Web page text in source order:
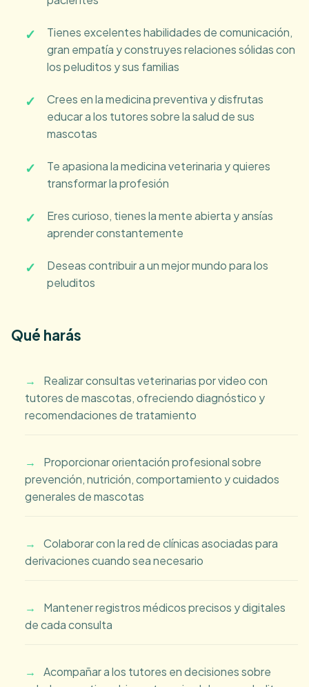
Tienes excelentes habilidades de comunicación,
gran empatía y construyes relaciones sólidas con
los peluditos y sus familias
Crees en la medicina preventiva y disfrutas
educar a los tutores sobre la salud de sus
mascotas
Te apasiona la medicina veterinaria y quieres
transformar la profesión
Eres curioso, tienes la mente abierta y ansías
aprender constantemente
Deseas contribuir a un mejor mundo para los
peluditos
Qué harás
Realizar consultas veterinarias por video con
tutores de mascotas, ofreciendo diagnóstico y
recomendaciones de tratamiento
Proporcionar orientación profesional sobre
prevención, nutrición, comportamiento y cuidados
generales de mascotas
Colaborar con la red de clínicas asociadas para
derivaciones cuando sea necesario
Mantener registros médicos precisos y digitales
de cada consulta
Acompañar a los tutores en decisiones sobre